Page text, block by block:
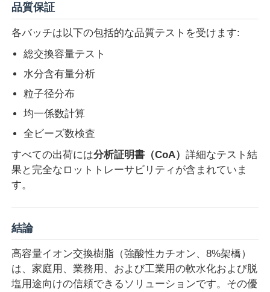
品質保証
各バッチは以下の包括的な品質テストを受けます:
総交換容量テスト
水分含有量分析
粒子径分布
均一係数計算
全ビーズ数検査
すべての出荷には分析証明書（CoA）詳細なテスト結
果と完全なロットトレーサビリティが含まれていま
す。
結論
高容量イオン交換樹脂（強酸性カチオン、8%架橋）
は、家庭用、業務用、および工業用の軟水化および脱
塩用途向けの信頼できるソリューションです。その優